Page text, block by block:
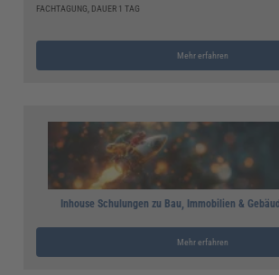
FACHTAGUNG, DAUER 1 TAG
Mehr erfahren
Inhouse Schulungen zu Bau, Immobilien &
Mehr erfahren